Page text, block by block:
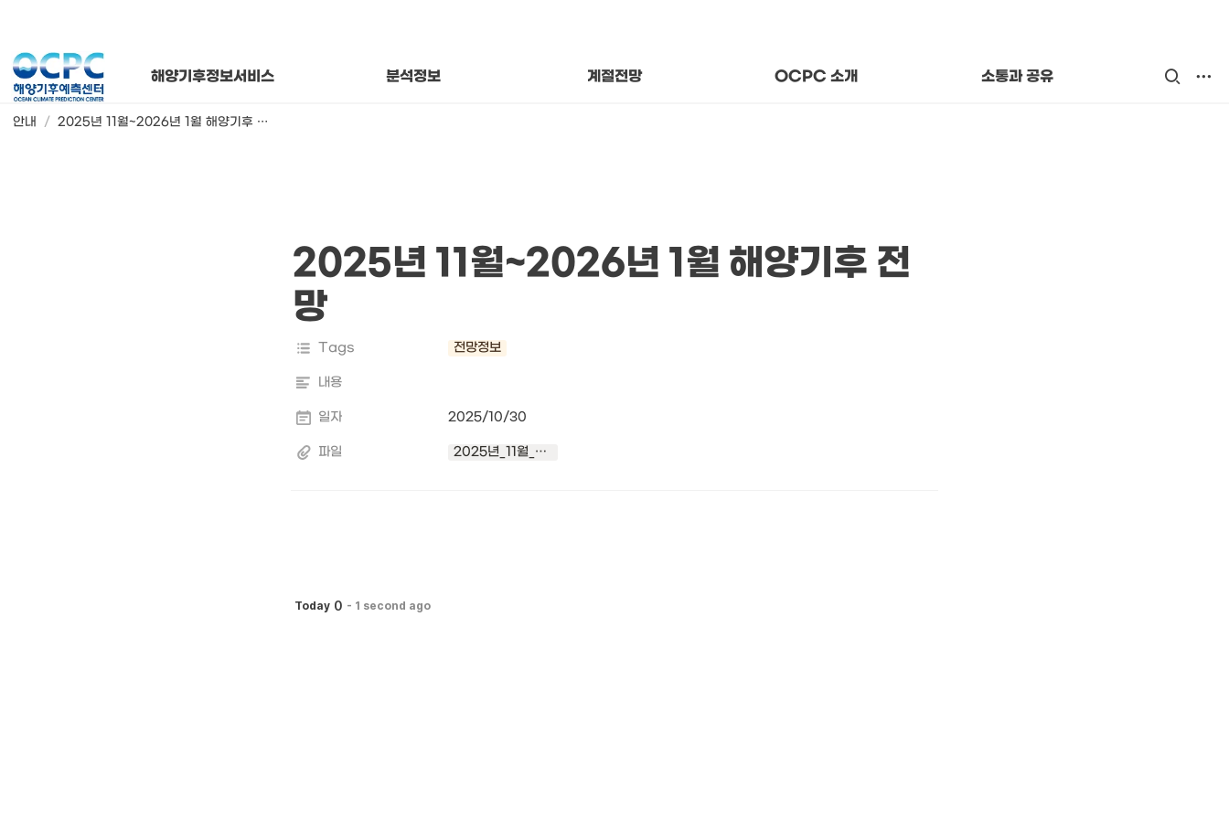
해양기후정보서비스 분석정보 계절전망 OCPC 소개 소통과 공유
안내 / 2025년 11월~2026년 1월 해양기후 전망
월별 해양기후 분석자료 About OCPC
2025년 11월~2026년 1월 해양기후 전
망
Tags 전망정보
내용
일자 2025/10/30
파일 2025년_11월_2026년_1월_해양기후_시범_전망_보고서.pdf
Today 0 - 1 second ago